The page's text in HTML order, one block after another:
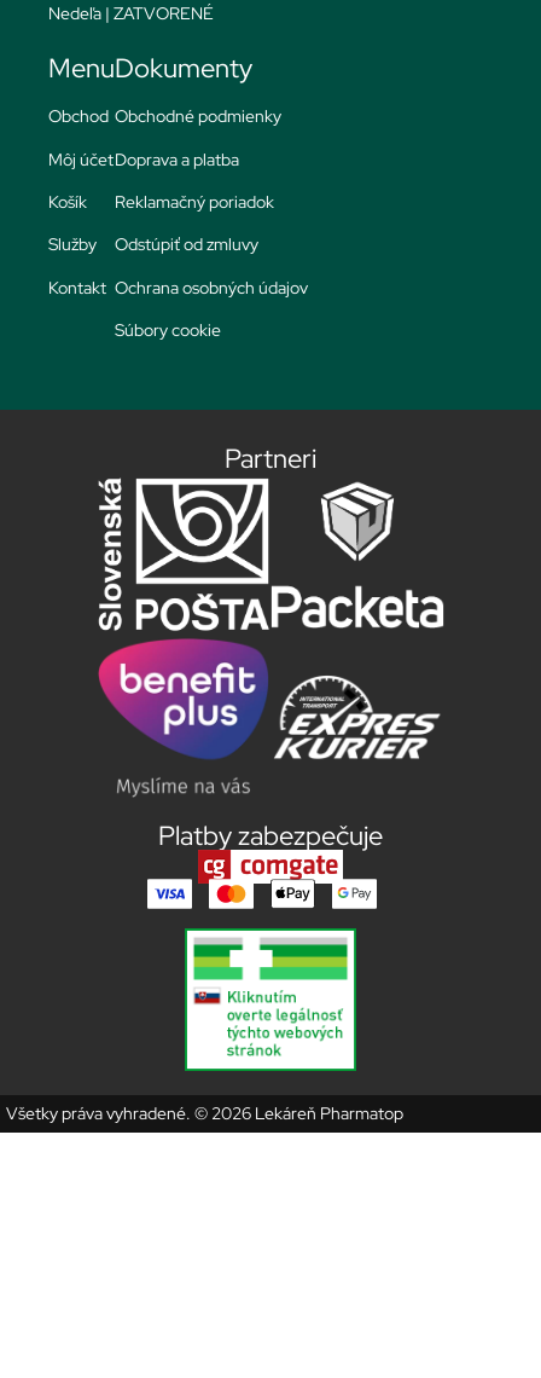
Nedeľa | ZATVORENÉ
Menu
Obchod
Môj účet
Košík
Služby
Kontakt
Dokumenty
Obchodné podmienky
Doprava a platba
Reklamačný poriadok
Odstúpiť od zmluvy
Ochrana osobných údajov
Súbory cookie
Partneri
Platby zabezpečuje
Všetky práva vyhradené. © 2026 Lekáreň Pharmatop